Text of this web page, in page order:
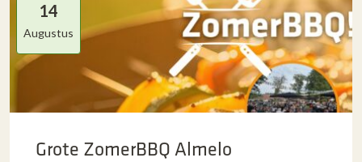
14
Augustus
Grote ZomerBBQ Almelo